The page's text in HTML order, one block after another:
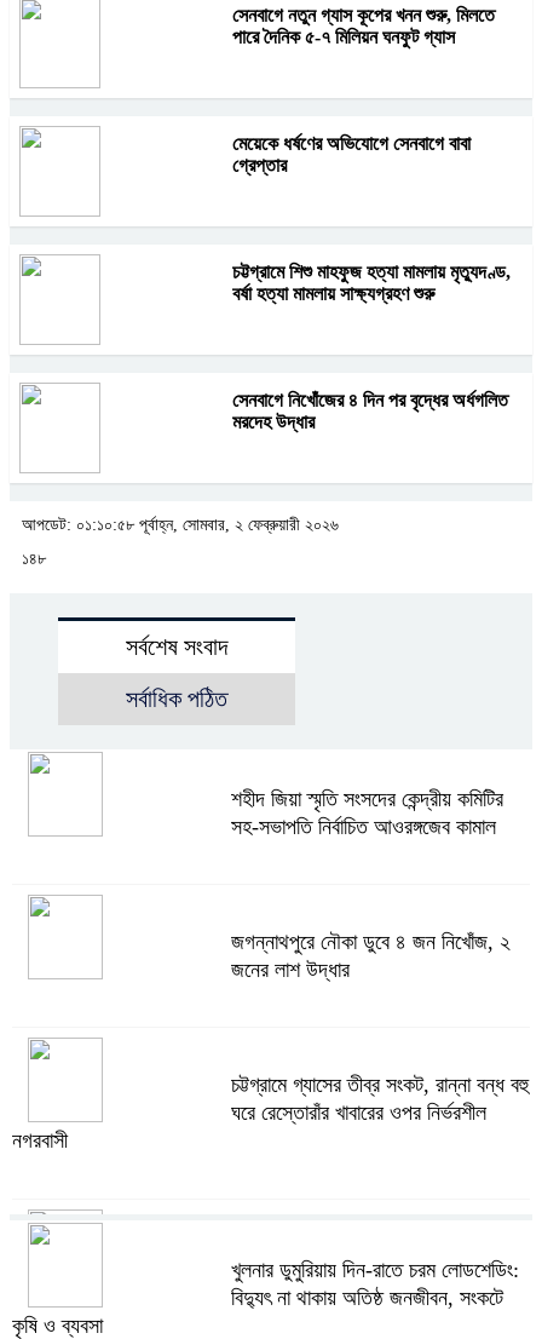
সেনবাগে নতুন গ্যাস কূপের খনন শুরু, মিলতে
পারে দৈনিক ৫-৭ মিলিয়ন ঘনফুট গ্যাস
মেয়েকে ধর্ষণের অভিযোগে সেনবাগে বাবা
গ্রেপ্তার
চট্টগ্রামে শিশু মাহফুজ হত্যা মামলায় মৃত্যুদণ্ড,
বর্ষা হত্যা মামলায় সাক্ষ্যগ্রহণ শুরু
সেনবাগে নিখোঁজের ৪ দিন পর বৃদ্ধের অর্ধগলিত
মরদেহ উদ্ধার
আপডেট: ০১:১০:৫৮ পূর্বাহ্ন, সোমবার, ২ ফেব্রুয়ারী ২০২৬
১৪৮
সর্বশেষ সংবাদ
সর্বাধিক পঠিত
শহীদ জিয়া স্মৃতি সংসদের কেন্দ্রীয় কমিটির
সহ-সভাপতি নির্বাচিত আওরঙ্গজেব কামাল
জগন্নাথপুরে নৌকা ডুবে ৪ জন নিখোঁজ, ২
জনের লাশ উদ্ধার
চট্টগ্রামে গ্যাসের তীব্র সংকট, রান্না বন্ধ বহু
ঘরে রেস্তোরাঁর খাবারের ওপর নির্ভরশীল
নগরবাসী
খুলনার ডুমুরিয়ায় দিন-রাতে চরম লোডশেডিং:
বিদ্যুৎ না থাকায় অতিষ্ঠ জনজীবন, সংকটে
কৃষি ও ব্যবসা
খুলনার ডুমুরিয়ায় দিন-রাতে চরম লোডশেডিং:
বিদ্যুৎ না থাকায় অতিষ্ঠ জনজীবন, সংকটে
কৃষি ও ব্যবসা